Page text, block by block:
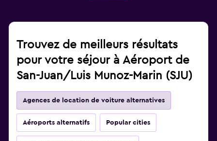
Trouvez de meilleurs résultats
pour votre séjour à Aéroport de
San-Juan/Luis Munoz-Marin (SJU)
Agences de location de voiture alternatives
Aéroports alternatifs Popular cities